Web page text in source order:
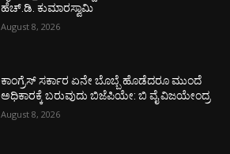
ಹೆಚ್.ಡಿ. ಕುಮಾರಸ್ವಾಮಿ
August 8, 2026
ಕಾಂಗ್ರೆಸ್ ಸರ್ಕಾರ ಏನೇ ಬೊಬ್ಬೆ ಹೊಡೆದರೂ ಮುಂದೆ
ಅಧಿಕಾರಕ್ಕೆ ಬರುವುದು ಬಿಜೆಪಿಯೇ: ಬಿ ವೈ ವಿಜಯೇಂದ್ರ
August 8, 2026